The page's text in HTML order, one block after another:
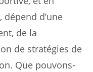
d’une
de la
de stratégies de
Que pouvons-